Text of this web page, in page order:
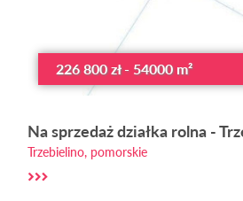
226 800 zł - 54000 m²
Na sprzedaż działka rolna -
Trzebielino, pomorskie